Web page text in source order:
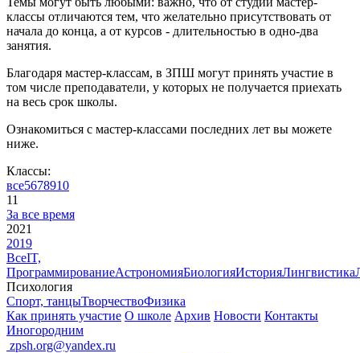
классы отличаются тем, что желательно присутствовать от
начала до конца, а от курсов - длительностью в одно-два
занятия.
Благодаря мастер-классам, в ЗПШ могут принять участие в
том числе преподаватели, у которых не получается приехать
на весь срок школы.
Ознакомиться с мастер-классами последних лет вы можете
ниже.
Классы:
все5678910
11
За все время
2021
2019
ВсеIT,
ПрограммированиеАстрономияБиологияИсторияЛингвистика
Психология
Спорт, танцыТворчествоФизика
Как принять участие О школе Архив Новости Контакты
Иногородним
zpsh.org@yandex.ru